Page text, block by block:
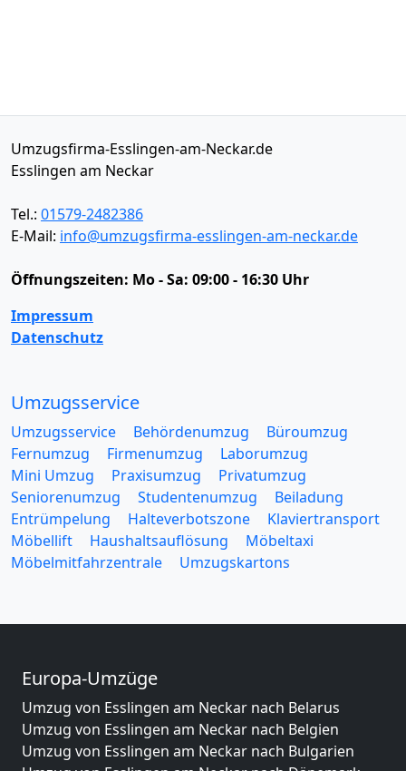
Umzugsfirma-Esslingen-am-Neckar.de
Esslingen am Neckar
Tel.: 01579-2482386
E-Mail: info@umzugsfirma-esslingen-am-neckar.de
Öffnungszeiten: Mo - Sa: 09:00 - 16:30 Uhr
Impressum
Datenschutz
Umzugsservice
Umzugsservice Behördenumzug
Büroumzug
Fernumzug
Firmenumzug
Laborumzug
Mini Umzug
Praxisumzug
Privatumzug
Seniorenumzug
Studentenumzug
Beiladung
Entrümpelung
Halteverbotszone
Klaviertransport
Möbellift
Haushaltsauflösung
Möbeltaxi
Möbelmitfahrzentrale
Umzugskartons
Europa-Umzüge
Umzug von Esslingen am Neckar nach Belarus
Umzug von Esslingen am Neckar nach Belgien
Umzug von Esslingen am Neckar nach Bulgarien